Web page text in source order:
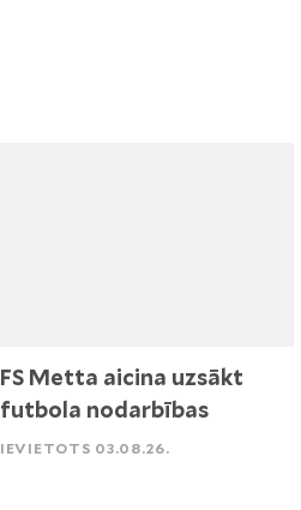
FS Metta aicina uzsākt
futbola nodarbības
IEVIETOTS 03.08.26.